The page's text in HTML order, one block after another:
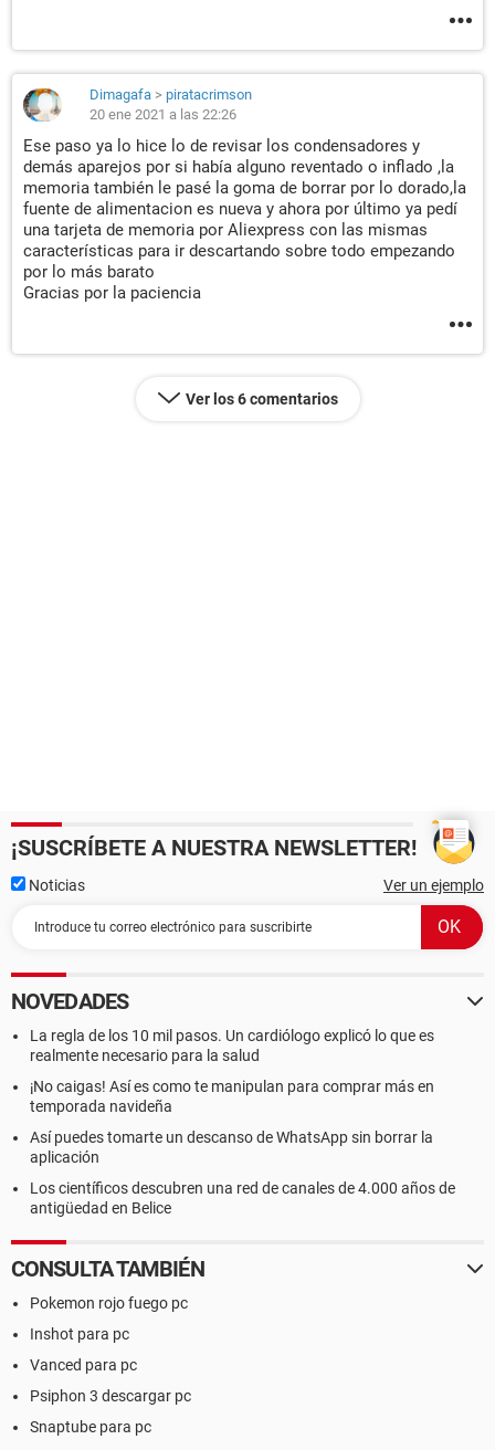
Dimagafa > piratacrimson
20 ene 2021 a las 22:26
Ese paso ya lo hice lo de revisar los condensadores y
demás aparejos por si había alguno reventado o inflado ,la
memoria también le pasé la goma de borrar por lo dorado,la
fuente de alimentacion es nueva y ahora por último ya pedí
una tarjeta de memoria por Aliexpress con las mismas
características para ir descartando sobre todo empezando
por lo más barato
Gracias por la paciencia
Ver los 6 comentarios
¡SUSCRÍBETE A NUESTRA NEWSLETTER!
Noticias Ver un ejemplo
NOVEDADES
La regla de los 10 mil pasos. Un cardiólogo explicó lo que es
realmente necesario para la salud
¡No caigas! Así es como te manipulan para comprar más en
temporada navideña
Así puedes tomarte un descanso de WhatsApp sin borrar la
aplicación
Los científicos descubren una red de canales de 4.000 años de
antigüedad en Belice
CONSULTA TAMBIÉN
Pokemon rojo fuego pc
Inshot para pc
Vanced para pc
Psiphon 3 descargar pc
Snaptube para pc